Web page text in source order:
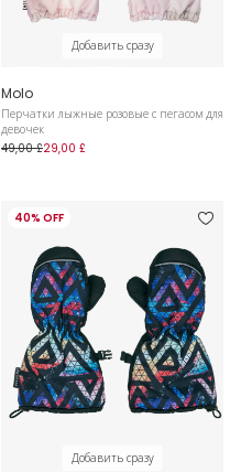
Добавить сразу
Molo
Перчатки лыжные розовые с пегасом для
девочек
49,00 £29,00 £
40% OFF
Добавить сразу